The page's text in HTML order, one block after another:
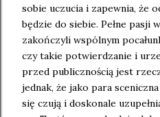
sobie uczucia i zapewnia, że
będzie do siebie. Pełne pasji
zakończyli wspólnym
czy takie potwierdzanie i
przed publicznością jest
jednak, że jako para
się czują i doskonale